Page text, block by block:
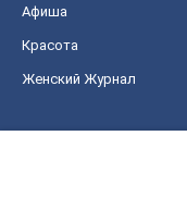
Афиша
Красота
Женский Журнал